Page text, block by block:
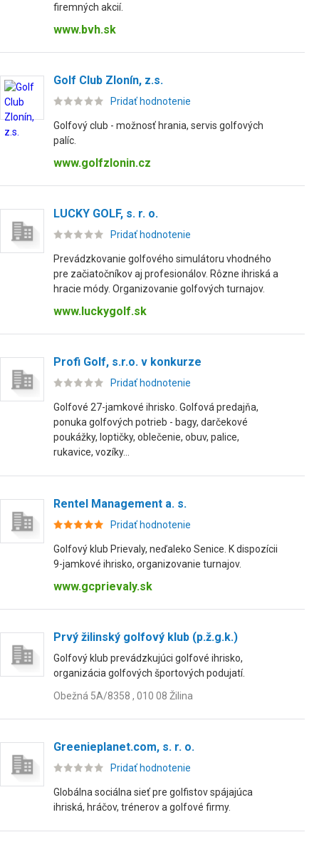
firemných akcií.
www.bvh.sk
Golf Club Zlonín, z.s.
Pridať hodnotenie
Golfový club - možnosť hrania, servis golfových
palíc.
www.golfzlonin.cz
LUCKY GOLF, s. r. o.
Pridať hodnotenie
Prevádzkovanie golfového simulátoru vhodného
pre začiatočníkov aj profesionálov. Rôzne ihriská a
hracie módy. Organizovanie golfových turnajov.
www.luckygolf.sk
Profi Golf, s.r.o. v konkurze
Pridať hodnotenie
Golfové 27-jamkové ihrisko. Golfová predajňa,
ponuka golfových potrieb - bagy, darčekové
poukážky, loptičky, oblečenie, obuv, palice,
rukavice, vozíky...
Rentel Management a. s.
Pridať hodnotenie
Golfový klub Prievaly, neďaleko Senice. K dispozícii
9-jamkové ihrisko, organizovanie turnajov.
www.gcprievaly.sk
Prvý žilinský golfový klub (p.ž.g.k.)
Golfový klub prevádzkujúci golfové ihrisko,
organizácia golfových športových podujatí.
Obežná 5A/8358 , 010 08 Žilina
Greenieplanet.com, s. r. o.
Pridať hodnotenie
Globálna sociálna sieť pre golfistov spájajúca
ihriská, hráčov, trénerov a golfové firmy.